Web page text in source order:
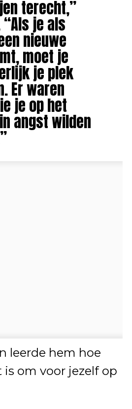
terecht,”
je als
nieuwe
moet je
je plek
Er waren
je op het
angst wilden
leerde hem hoe
om voor jezelf op